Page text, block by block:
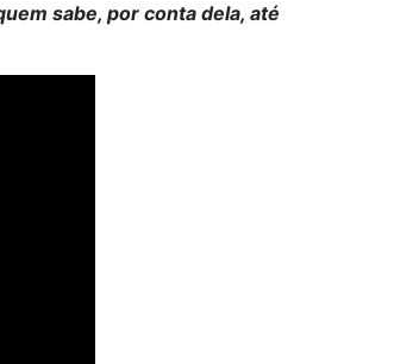
sabe, por conta dela, até